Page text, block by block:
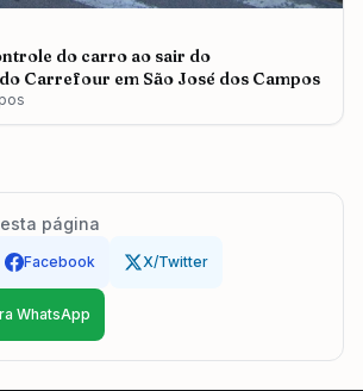
do carro ao sair do
Carrefour em São José dos Campos
página
Facebook X/Twitter
WhatsApp